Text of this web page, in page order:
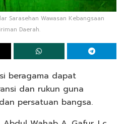
Sarasehan Wawasan Kebangsaan
Daerah.
beragama dapat
dan rukun guna
persatuan bangsa.